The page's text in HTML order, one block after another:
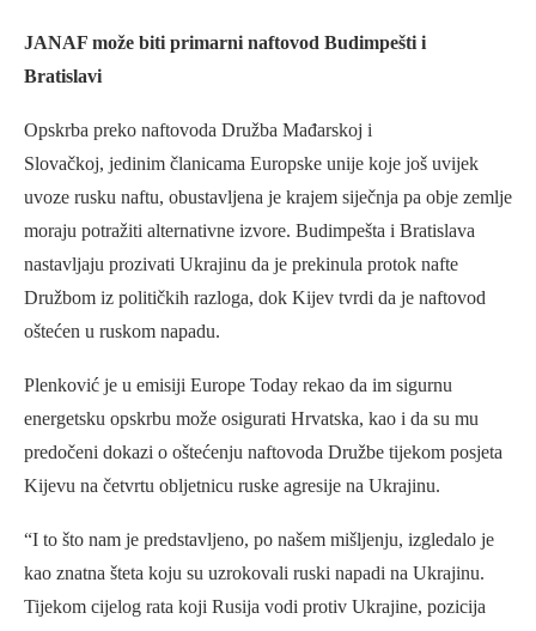
JANAF može biti primarni naftovod Budimpešti i
Bratislavi
Opskrba preko naftovoda Družba Mađarskoj i
Slovačkoj, jedinim članicama Europske unije koje još uvijek
uvoze rusku naftu, obustavljena je krajem siječnja pa obje zemlje
moraju potražiti alternativne izvore. Budimpešta i Bratislava
nastavljaju prozivati Ukrajinu da je prekinula protok nafte
Družbom iz političkih razloga, dok Kijev tvrdi da je naftovod
oštećen u ruskom napadu.
Plenković je u emisiji Europe Today rekao da im sigurnu
energetsku opskrbu može osigurati Hrvatska, kao i da su mu
predočeni dokazi o oštećenju naftovoda Družbe tijekom posjeta
Kijevu na četvrtu obljetnicu ruske agresije na Ukrajinu.
“I to što nam je predstavljeno, po našem mišljenju, izgledalo je
kao znatna šteta koju su uzrokovali ruski napadi na Ukrajinu.
Tijekom cijelog rata koji Rusija vodi protiv Ukrajine, pozicija